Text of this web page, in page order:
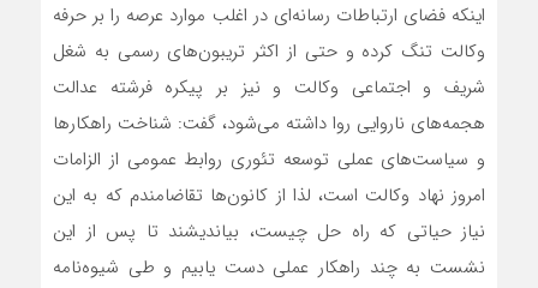
اینکه فضای ارتباطات رسانه‌ای در اغلب موارد عرصه را بر حرفه
وکالت تنگ کرده و حتی از اکثر تریبون‌های رسمی به شغل
شریف و اجتماعی وکالت و نیز بر پیکره فرشته عدالت
هجمه‌های ناروایی روا داشته می‌شود، گفت: شناخت راهکارها
و سیاست‌های عملی توسعه تئوری روابط عمومی از الزامات
امروز نهاد وکالت است، لذا از کانون‌ها تقاضامندم که به این
نیاز حیاتی که راه حل چیست، بیاندیشند تا پس از این
نشست به چند راهکار عملی دست یابیم و طی شیوه‌نامه